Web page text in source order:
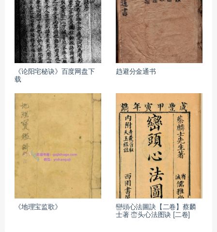
《论阳宅秘诀》百度网盘下
载
趋避分金通书
《地理宝监歌》
巒頭心法圖訣【二卷】蔡麟
士著 峦头心法图诀 [二卷]